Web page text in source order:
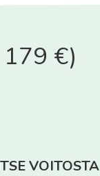
€)
VOITOSTA